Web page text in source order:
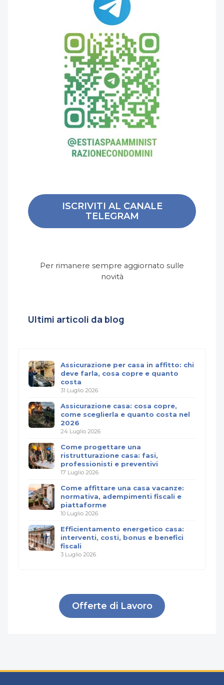
ISCRIVITI AL CANALE
TELEGRAM
Per rimanere sempre aggiornato sulle
novità
Ultimi articoli da blog
Assicurazione per casa in affitto: chi
deve farla, cosa copre e quanto
costa
31 Luglio 2026
Assicurazione casa: cosa copre,
come sceglierla e quanto costa nel
2026
24 Luglio 2026
Come progettare una
ristrutturazione casa: fasi,
professionisti e preventivi
17 Luglio 2026
Come affittare una casa vacanze:
normativa, adempimenti fiscali e
piattaforme
10 Luglio 2026
Efficientamento energetico casa:
interventi, costi, bonus e benefici
fiscali
3 Luglio 2026
Offerte di Lavoro